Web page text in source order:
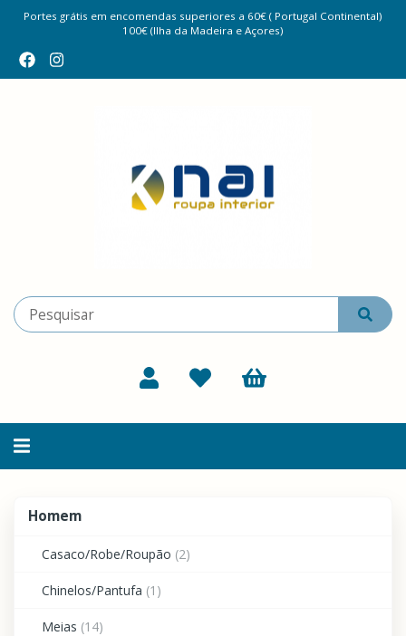
Portes grátis em encomendas superiores a 60€ ( Portugal Continental)
100€ (Ilha da Madeira e Açores)
Alternar
Homem
Casaco/Robe/Roupão (2)
Chinelos/Pantufa (1)
Meias (14)